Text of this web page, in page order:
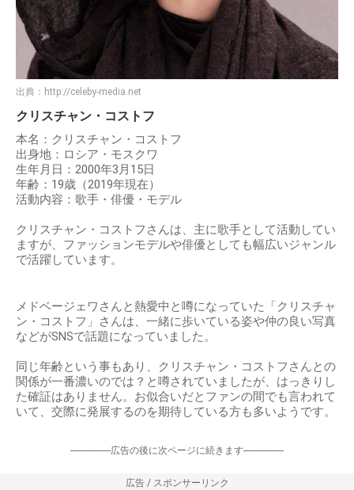
出典： http://celeby-media.net
クリスチャン・コストフ
本名：クリスチャン・コストフ
出身地：ロシア・モスクワ
生年月日：2000年3月15日
年齢：19歳（2019年現在）
活動内容：歌手・俳優・モデル
クリスチャン・コストフさんは、主に歌手として活動してい
ますが、ファッションモデルや俳優としても幅広いジャンル
で活躍しています。
メドベージェワさんと熱愛中と噂になっていた「クリスチャ
ン・コストフ」さんは、一緒に歩いている姿や仲の良い写真
などがSNSで話題になっていました。
同じ年齢という事もあり、クリスチャン・コストフさんとの
関係が一番濃いのでは？と噂されていましたが、はっきりし
た確証はありません。お似合いだとファンの間でも言われて
いて、交際に発展するのを期待している方も多いようです。
-----------------広告の後に次ページに続きます-----------------
広告 / スポンサーリンク